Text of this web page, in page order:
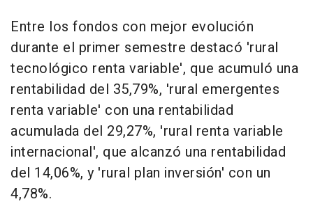
Entre los fondos con mejor evolución
durante el primer semestre destacó 'rural
tecnológico renta variable', que acumuló una
rentabilidad del 35,79%, 'rural emergentes
renta variable' con una rentabilidad
acumulada del 29,27%, 'rural renta variable
internacional', que alcanzó una rentabilidad
del 14,06%, y 'rural plan inversión' con un
4,78%.